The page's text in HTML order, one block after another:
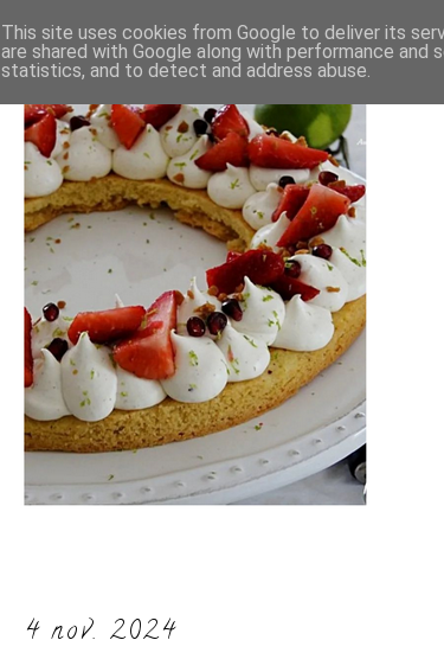
4 nov. 2024
This site uses cookies from Google to deliver its
are shared with Google along with performance
statistics, and to detect and address abuse.